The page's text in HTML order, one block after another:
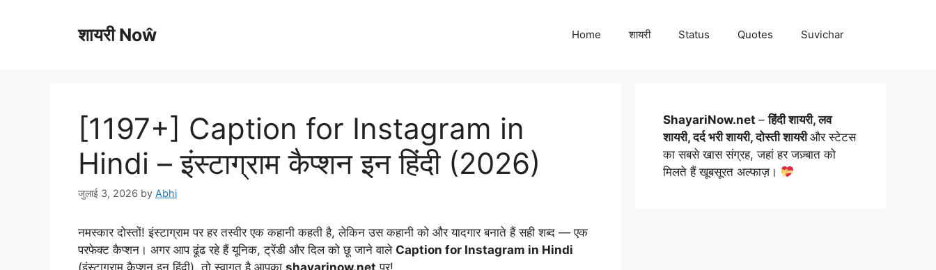
शायरी Noŵ Home शायरी Status Quotes Suvichar
[1197+] Caption for Instagram in
Hindi – इंस्टाग्राम कैप्शन इन हिंदी (2026)
जुलाई 3, 2026 by Abhi
नमस्कार दोस्तों! इंस्टाग्राम पर हर तस्वीर एक कहानी कहती है, लेकिन उस कहानी को और यादगार बनाते हैं सही शब्द — एक
परफेक्ट कैप्शन। अगर आप ढूंढ रहे हैं यूनिक, ट्रेंडी और दिल को छू जाने वाले Caption for Instagram in Hindi
ShayariNow.net –हिंदी शायरी, लव
शायरी, दर्द भरी शायरी, दोस्ती शायरीऔर स्टेटस
का सबसे खास संग्रह, जहां हर जज़्बात को
मिलते हैं खूबसूरत अल्फाज़।